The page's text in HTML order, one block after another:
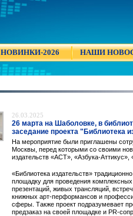
НОВИНКИ-2026 НАШИ
26.03.2025
26 марта на Шаболовке, в
заседание проекта "Библиотека
На мероприятие были приглашены
Москвы, перед которыми со своими
издательств «АСТ», «Азбука-
«Библиотека издательств»
площадку для проведения
презентаций, живых трансляций,
книжных арт-перформансов и
сферы. Также проект подразумевает
предзаказ на своей площадке и PR-